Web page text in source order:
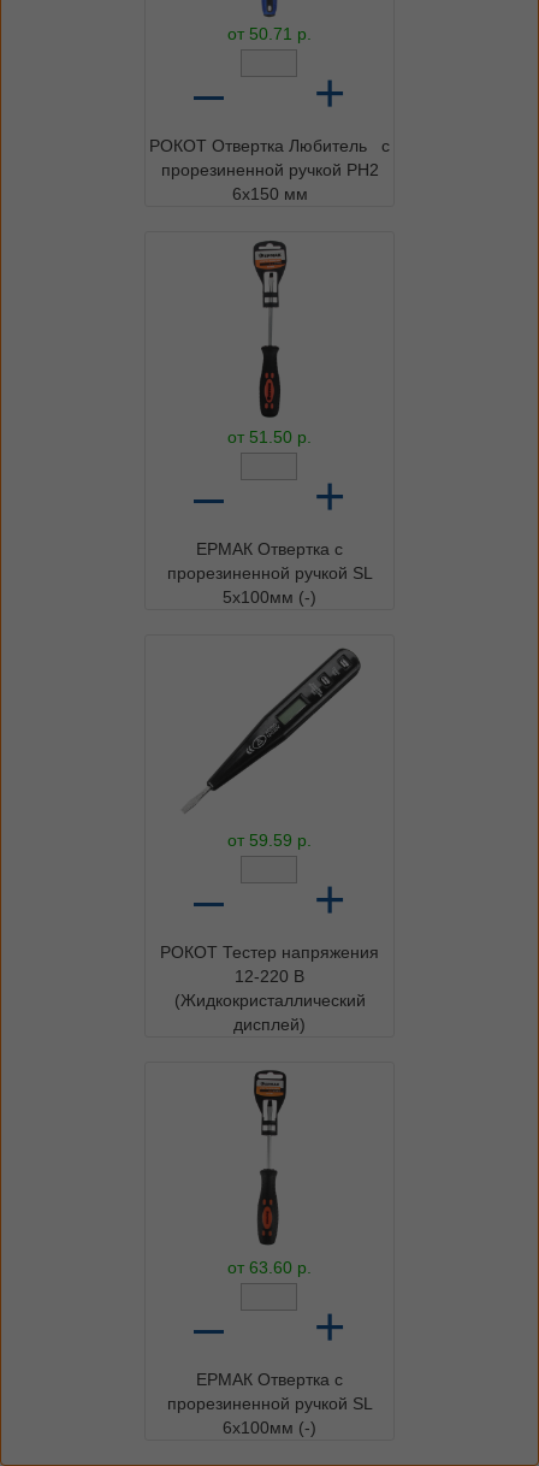
от 50.71 р.
– +
РОКОТ Отвертка Любитель с
прорезиненной ручкой PH2
6х150 мм
от 51.50 р.
– +
ЕРМАК Отвертка с
прорезиненной ручкой SL
5х100мм (-)
от 59.59 р.
– +
РОКОТ Тестер напряжения
12-220 В
(Жидкокристаллический
дисплей)
от 63.60 р.
– +
ЕРМАК Отвертка с
прорезиненной ручкой SL
6х100мм (-)